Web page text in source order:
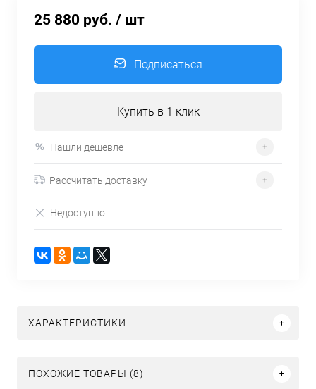
25 880 руб. / шт
Подписаться
Купить в 1 клик
Нашли дешевле
Рассчитать доставку
Недоступно
ХАРАКТЕРИСТИКИ
ПОХОЖИЕ ТОВАРЫ (8)